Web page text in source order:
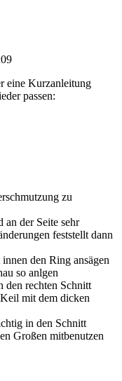
eine Kurzanleitung
passen:
zu
an der Seite sehr
feststellt dann
den Ring ansägen
so anlgen
den rechten Schnitt
mit dem dicken
in den Schnitt
Großen mitbenutzen